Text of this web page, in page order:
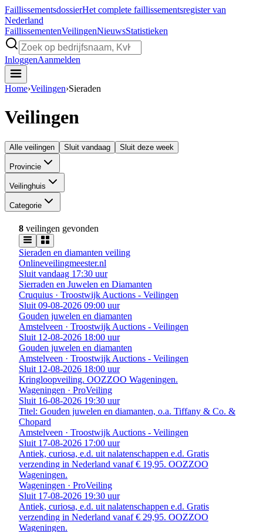
FaillissementsdossierHet complete faillissementsregister van
Nederland
FaillissementenVeilingenNieuwsStatistieken
InloggenAanmelden
Home›Veilingen›Sieraden
Veilingen
Alle veilingen Sluit vandaag Sluit deze week
Provincie
Veilinghuis
Categorie
8 veilingen gevonden
Sieraden en diamanten veiling
Onlineveilingmeester.nl
Sluit vandaag 17:30 uur
Sierraden en Juwelen en Diamanten
Cruquius · Troostwijk Auctions - Veilingen
Sluit 09-08-2026 09:00 uur
Gouden juwelen en diamanten
Amstelveen · Troostwijk Auctions - Veilingen
Sluit 12-08-2026 18:00 uur
Gouden juwelen en diamanten
Amstelveen · Troostwijk Auctions - Veilingen
Sluit 12-08-2026 18:00 uur
Kringloopveiling. OOZZOO Wageningen.
Wageningen · ProVeiling
Sluit 16-08-2026 19:30 uur
Titel: Gouden juwelen en diamanten, o.a. Tiffany & Co. &
Chopard
Amstelveen · Troostwijk Auctions - Veilingen
Sluit 17-08-2026 17:00 uur
Antiek, curiosa, e.d. uit nalatenschappen e.d. Gratis
verzending in Nederland vanaf € 19,95. OOZZOO
Wageningen.
Wageningen · ProVeiling
Sluit 17-08-2026 19:30 uur
Antiek, curiosa, e.d. uit nalatenschappen e.d. Gratis
verzending in Nederland vanaf € 29,95. OOZZOO
Wageningen.